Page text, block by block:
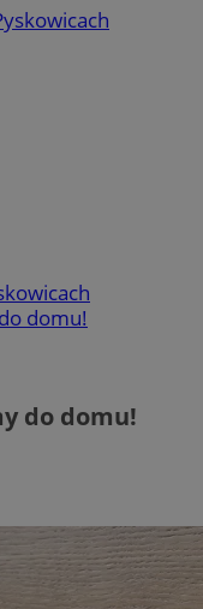
domu!
do domu!